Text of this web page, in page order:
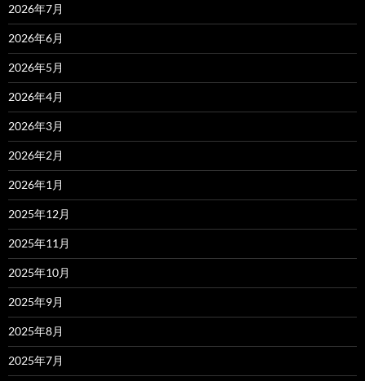
2026年7月
2026年6月
2026年5月
2026年4月
2026年3月
2026年2月
2026年1月
2025年12月
2025年11月
2025年10月
2025年9月
2025年8月
2025年7月